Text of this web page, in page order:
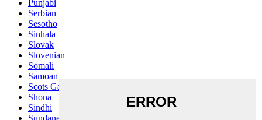
Punjabi
Serbian
Sesotho
Sinhala
Slovak
Slovenian
Somali
Samoan
Scots Gaelic
Shona
Sindhi
Sundanese